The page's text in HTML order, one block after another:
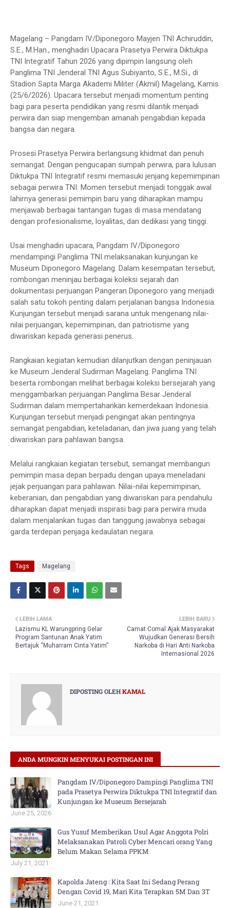
Magelang – Pangdam IV/Diponegoro Mayjen TNI Achiruddin,
S.E., M.Han., menghadiri Upacara Prasetya Perwira Diktukpa
TNI Integratif Tahun 2026 yang dipimpin langsung oleh
Panglima TNI Jenderal TNI Agus Subiyanto, S.E., M.Si., di
Stadion Sapta Marga Akademi Militer (Akmil) Magelang, Kamis
(25/6/2026). Upacara tersebut menjadi momentum penting
bagi para peserta pendidikan yang resmi dilantik menjadi
perwira dan siap mengemban amanah pengabdian kepada
bangsa dan negara.
Prosesi Prasetya Perwira berlangsung khidmat dan penuh
semangat. Dengan pengucapan sumpah perwira, para lulusan
Diktukpa TNI Integratif resmi memasuki jenjang kepemimpinan
sebagai perwira TNI. Momen tersebut menjadi tonggak awal
lahirnya generasi pemimpin baru yang diharapkan mampu
menjawab berbagai tantangan tugas di masa mendatang
dengan profesionalisme, loyalitas, dan dedikasi yang tinggi.
Usai menghadiri upacara, Pangdam IV/Diponegoro
mendampingi Panglima TNI melaksanakan kunjungan ke
Museum Diponegoro Magelang. Dalam kesempatan tersebut,
rombongan meninjau berbagai koleksi sejarah dan
dokumentasi perjuangan Pangeran Diponegoro yang menjadi
salah satu tokoh penting dalam perjalanan bangsa Indonesia.
Kunjungan tersebut menjadi sarana untuk mengenang nilai-
nilai perjuangan, kepemimpinan, dan patriotisme yang
diwariskan kepada generasi penerus.
Rangkaian kegiatan kemudian dilanjutkan dengan peninjauan
ke Museum Jenderal Sudirman Magelang. Panglima TNI
beserta rombongan melihat berbagai koleksi bersejarah yang
menggambarkan perjuangan Panglima Besar Jenderal
Sudirman dalam mempertahankan kemerdekaan Indonesia.
Kunjungan tersebut menjadi pengingat akan pentingnya
semangat pengabdian, keteladanan, dan jiwa juang yang telah
diwariskan para pahlawan bangsa.
Melalui rangkaian kegiatan tersebut, semangat membangun
pemimpin masa depan berpadu dengan upaya meneladani
jejak perjuangan para pahlawan. Nilai-nilai kepemimpinan,
keberanian, dan pengabdian yang diwariskan para pendahulu
diharapkan dapat menjadi inspirasi bagi para perwira muda
dalam menjalankan tugas dan tanggung jawabnya sebagai
garda terdepan penjaga kedaulatan negara.
Tags Magelang
LEBIH BARU
Camat Comal Ajak Masyarakat
Wujudkan Generasi Bersih
Narkoba di Hari Anti Narkoba
Internasional 2026
LEBIH LAMA
Lazismu KL Warungpring Gelar
Program Santunan Anak Yatim
Bertajuk “Muharram Cinta Yatim”
DIPOSTING OLEHKAMAL
ANDA MUNGKIN MENYUKAI POSTINGAN INI
Pangdam IV/Diponegoro Dampingi Panglima TNI
pada Prasetya Perwira Diktukpa TNI Integratif dan
Kunjungan ke Museum Bersejarah
June 25, 2026
Gus Yusuf Memberikan Usul Agar Anggota Polri
Melaksanakan Patroli Cyber Mencari orang Yang
Belum Makan Selama PPKM
July 21, 2021
Kapolda Jateng : Kita Saat Ini Sedang Perang
Dengan Covid 19, Mari Kita Terapkan 5M Dan 3T
June 21, 2021